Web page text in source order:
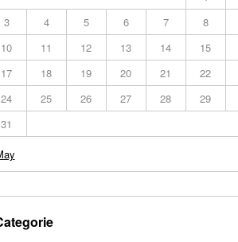
3
4 5 6 7 8
10
11 12 13 14 15
17
18 19 20 21 22
24
25 26 27 28 29
31